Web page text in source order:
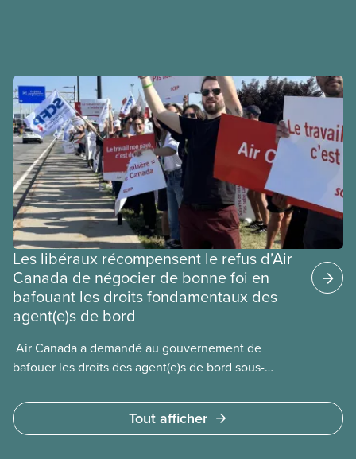
Les libéraux récompensent le refus d’Air
Canada de négocier de bonne foi en
bafouant les droits fondamentaux des
agent(e)s de bord
​ Air Canada a demandé au gouvernement de
bafouer les droits des agent(e)s de bord sous-
ministre de l’Emploi, Patty Hajdu, n’a attendu que
quelques heures pour accéder à cette demande de
Tout afficher